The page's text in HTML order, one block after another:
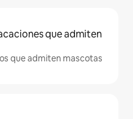
que admiten
que admiten mascotas